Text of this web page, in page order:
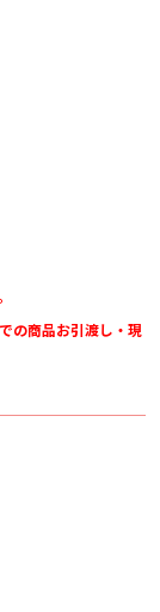
の商品お引渡し・現